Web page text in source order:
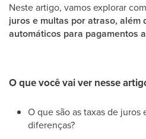
Neste artigo, vamos explorar
juros e multas por atraso, além
automáticos para pagamentos
O que você vai ver nesse
O que são as taxas de juros
diferenças?